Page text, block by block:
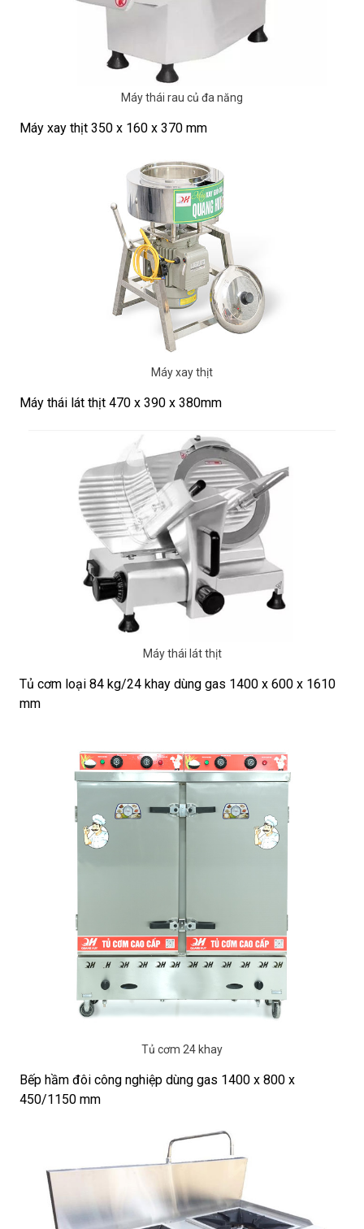
Máy thái rau củ đa năng
Máy xay thịt 350 x 160 x 370 mm
Máy xay thịt
Máy thái lát thịt 470 x 390 x 380mm
Máy thái lát thịt
Tủ cơm loại 84 kg/24 khay dùng gas 1400 x 600 x 1610
mm
Tủ cơm 24 khay
Bếp hầm đôi công nghiệp dùng gas 1400 x 800 x
450/1150 mm